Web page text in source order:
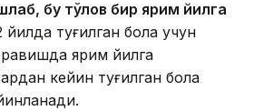
бу тўлов бир ярим йилга
йилда туғилган бола учун
ярим йилга
кейин туғилган бола